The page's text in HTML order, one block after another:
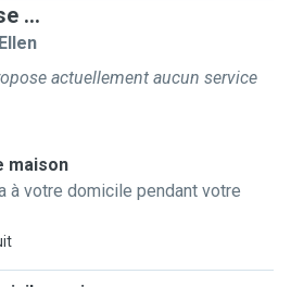
be embraced as family, offering
time apart. 😍🥰
...
actuellement aucun service
maison
à votre domicile pendant votre